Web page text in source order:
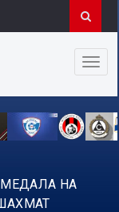
НА